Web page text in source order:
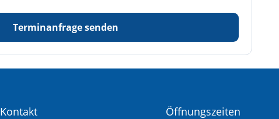
Terminanfrage senden
Kontakt Öffnungszeiten